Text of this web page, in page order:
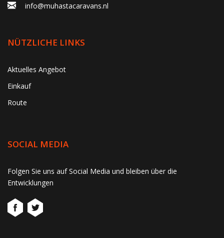
info@muhastacaravans.nl
NÜTZLICHE LINKS
Aktuelles Angebot
Einkauf
Route
SOCIAL MEDIA
Folgen Sie uns auf Social Media und bleiben über die
Entwicklungen
gtag('consent', 'update', function() { window.dataLayer =
window.dataLayer || []; window.dataLayer.push({ 'event':